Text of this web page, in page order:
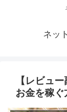
ネッ
【レビュ
お金を稼ぐ